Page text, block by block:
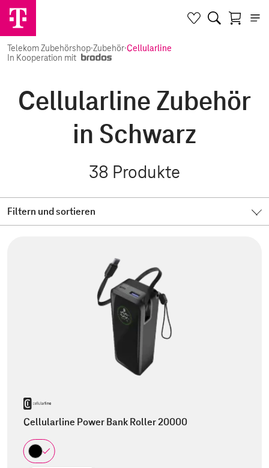
Telekom Zubehörshop·Zubehör·Cellularline
In Kooperation mit
Cellularline Zubehör
in Schwarz
38 Produkte
Filtern und sortieren
Cellularline Power Bank Roller 20000